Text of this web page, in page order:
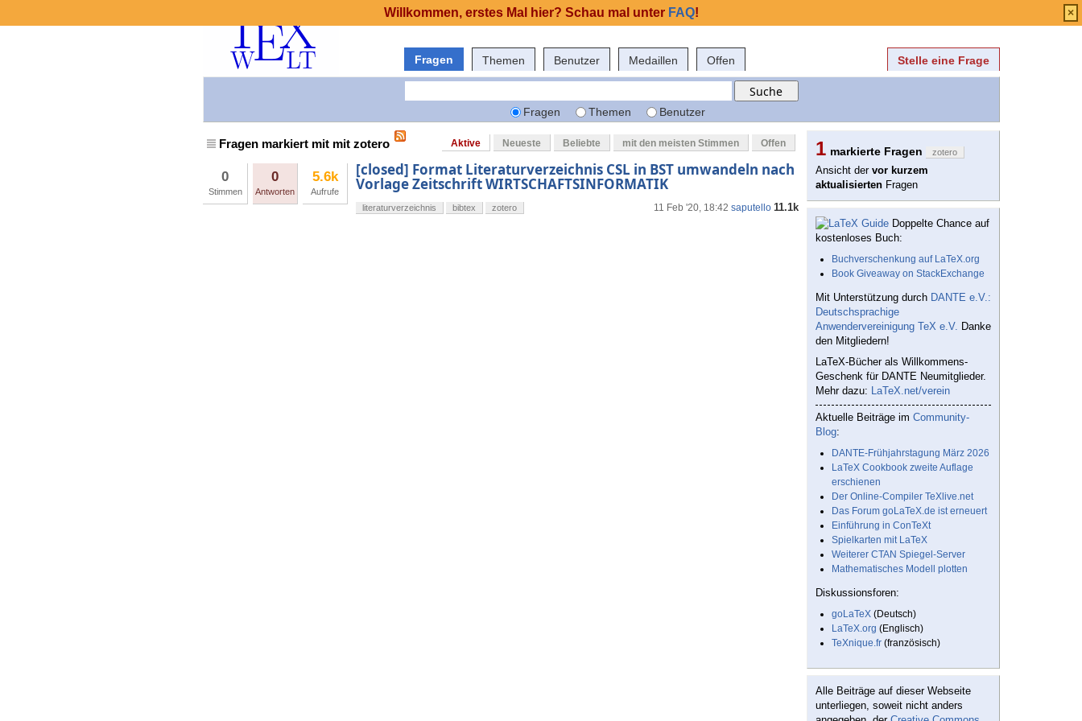
Fragen Themen Benutzer Medaillen Offen Stelle eine Frage
Fragen Themen Benutzer
Fragen markiert mit mit zotero Aktive Neueste Beliebte mit den meisten Stimmen Offen
0
Stimmen
0
Antworten
5.6k
Aufrufe
[closed] Format Literaturverzeichnis CSL in BST umwandeln nach
Vorlage Zeitschrift WIRTSCHAFTSINFORMATIK
11 Feb '20, 18:42 saputello 11.1k
literaturverzeichnis bibtex zotero
1 markierte Fragen zotero
Ansicht der vor kurzem
aktualisierten Fragen
Doppelte Chance auf
kostenloses Buch:
Buchverschenkung auf LaTeX.org
Book Giveaway on StackExchange
Mit Unterstützung durch DANTE e.V.:
Deutschsprachige
Anwendervereinigung TeX e.V. Danke
den Mitgliedern!
LaTeX-Bücher als Willkommens-
Geschenk für DANTE Neumitglieder.
Mehr dazu: LaTeX.net/verein
Aktuelle Beiträge im Community-
Blog:
DANTE-Frühjahrstagung März 2026
LaTeX Cookbook zweite Auflage
erschienen
Der Online-Compiler TeXlive.net
Das Forum goLaTeX.de ist erneuert
Einführung in ConTeXt
Spielkarten mit LaTeX
Weiterer CTAN Spiegel-Server
Mathematisches Modell plotten
Diskussionsforen:
goLaTeX (Deutsch)
LaTeX.org (Englisch)
TeXnique.fr (französisch)
Alle Beiträge auf dieser Webseite
unterliegen, soweit nicht anders
Willkommen, erstes Mal hier? Schau mal unter FAQ! ×